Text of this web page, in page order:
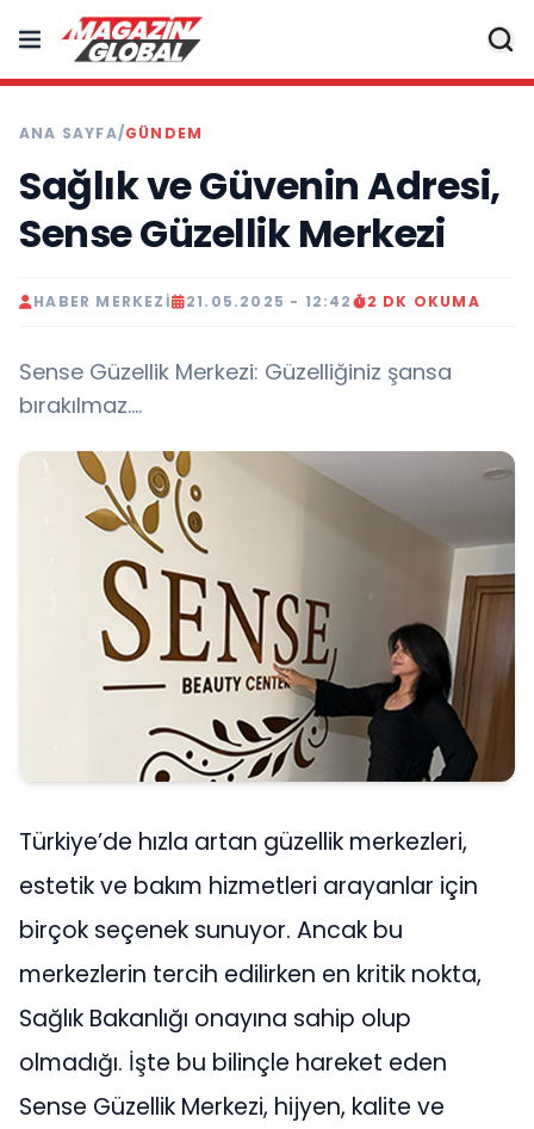
ANA SAYFA/GÜNDEM
Sağlık ve Güvenin Adresi,
Sense Güzellik Merkezi
HABER MERKEZI 21.05.2025 - 12:42 2 DK OKUMA
Sense Güzellik Merkezi: Güzelliğiniz şansa
bırakılmaz….
Türkiye’de hızla artan güzellik merkezleri,
estetik ve bakım hizmetleri arayanlar için
birçok seçenek sunuyor. Ancak bu
merkezlerin tercih edilirken en kritik nokta,
Sağlık Bakanlığı onayına sahip olup
olmadığı. İşte bu bilinçle hareket eden
Sense Güzellik Merkezi, hijyen, kalite ve